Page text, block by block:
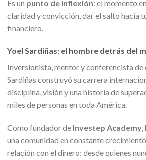
Es un punto de inflexión: el momento
claridad y convicción, dar el salto hacia
financiero.
Yoel Sardiñas: el hombre detrás del
Inversionista, mentor y conferencista de
Sardiñas construyó su carrera
disciplina, visión y una historia de
miles de personas en toda América.
Como fundador de Investep Academy,
una comunidad en constante
relación con el dinero: desde quienes